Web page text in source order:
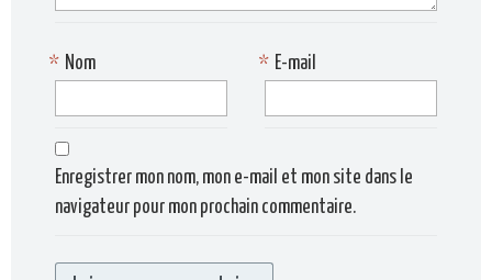
Nom
* E-mail
*
Enregistrer mon nom, mon e-mail et mon site dans le
navigateur pour mon prochain commentaire.